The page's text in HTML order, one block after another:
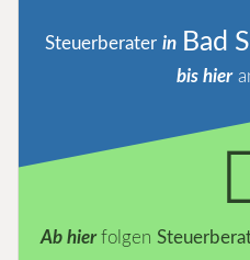
Steuerberater in Bad
bis hier
Ab hierfolgen